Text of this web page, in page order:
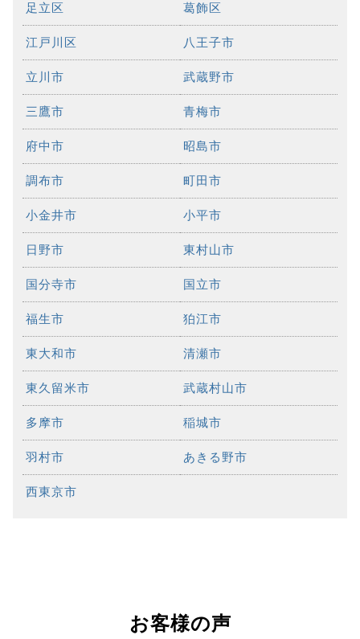
足立区 葛飾区
江戸川区 八王子市
立川市 武蔵野市
三鷹市 青梅市
府中市 昭島市
調布市 町田市
小金井市 小平市
日野市 東村山市
国分寺市 国立市
福生市 狛江市
東大和市 清瀬市
東久留米市 武蔵村山市
多摩市 稲城市
羽村市 あきる野市
西東京市
お客様の声